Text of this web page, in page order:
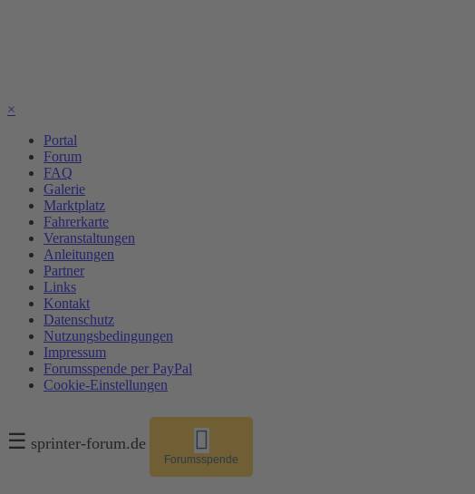
×
Portal
Forum
FAQ
Galerie
Marktplatz
Fahrerkarte
Veranstaltungen
Anleitungen
Partner
Links
Kontakt
Datenschutz
Nutzungsbedingungen
Impressum
Forumsspende per PayPal
Cookie-Einstellungen
☰ sprinter-forum.de
Forumsspende